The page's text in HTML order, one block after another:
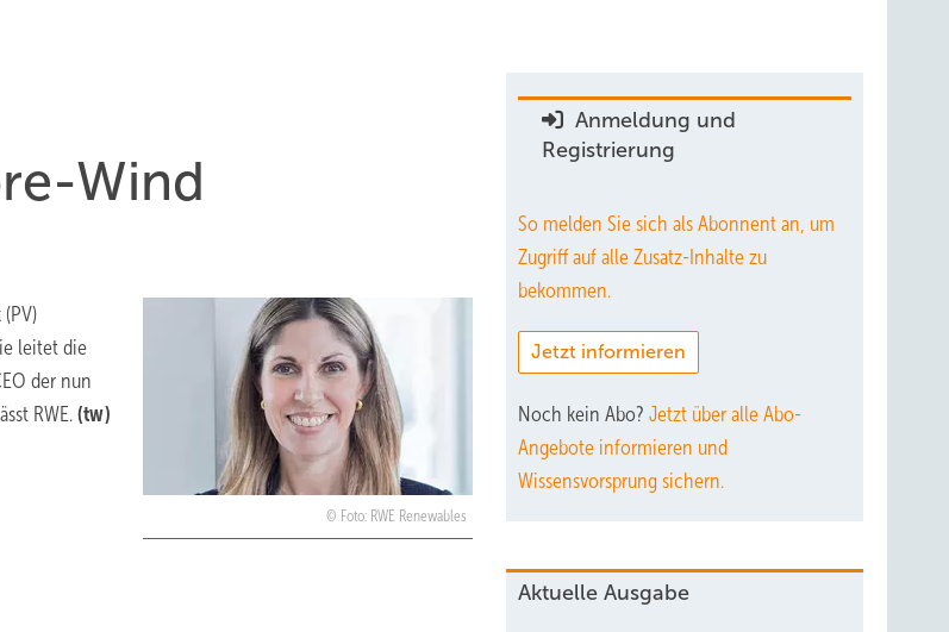
Wind
Foto: RWE Renewables
leitet die
der nun
RWE. (tw)
Anmeldung und
Registrierung
So melden Sie sich als Abonnent an, um
Zugriff auf alle Zusatz-Inhalte zu
bekommen.
Jetzt informieren
Noch kein Abo? Jetzt über alle Abo-
Angebote informieren und
Wissensvorsprung sichern.
Aktuelle Ausgabe